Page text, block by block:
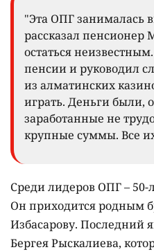
"Эта ОПГ занималась
рассказал
остаться
пенсии и руководил
из алматинских
играть. Деньги были,
заработанные не
крупные суммы. Все
Среди лидеров ОПГ –
Он приходится родным
Избасарову. Последний
Бергея Рыскалиева,